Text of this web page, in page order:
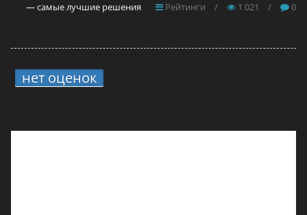
— самые лучшие решения
Рейтинги / 1 021 / 0
нет оценок